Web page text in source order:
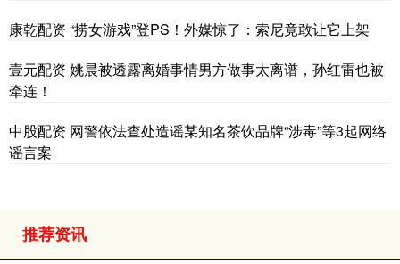
康乾配资 “捞女游戏”登PS！外媒惊了：索尼竟敢让它上架
壹元配资 姚晨被透露离婚事情男方做事太离谱，孙红雷也被
牵连！
中股配资 网警依法查处造谣某知名茶饮品牌“涉毒”等3起网络
谣言案
推荐资讯